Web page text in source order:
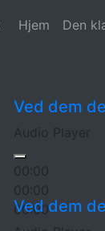
Hjem Den
Ved dem
Audio Player
00:00
00:00
00:00
Ved dem